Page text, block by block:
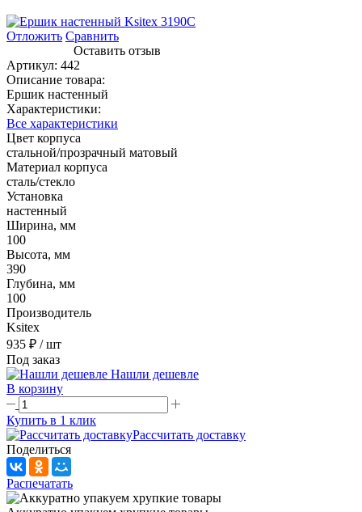
Отложить Сравнить
Оставить отзыв
Артикул: 442
Описание товара:
Ершик настенный
Характеристики:
Все характеристики
Цвет корпуса
стальной/прозрачный матовый
Материал корпуса
сталь/стекло
Установка
настенный
Ширина, мм
100
Высота, мм
390
Глубина, мм
100
Производитель
Ksitex
935 ₽ / шт
Под заказ
Нашли дешевле
В корзину
Купить в 1 клик
Рассчитать доставку
Поделиться
Распечатать